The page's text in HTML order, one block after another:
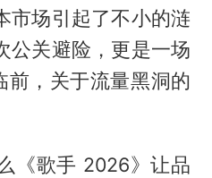
市场引起了不小的涟
公关避险，更是一场
前，关于流量黑洞的
《歌手 2026》让品